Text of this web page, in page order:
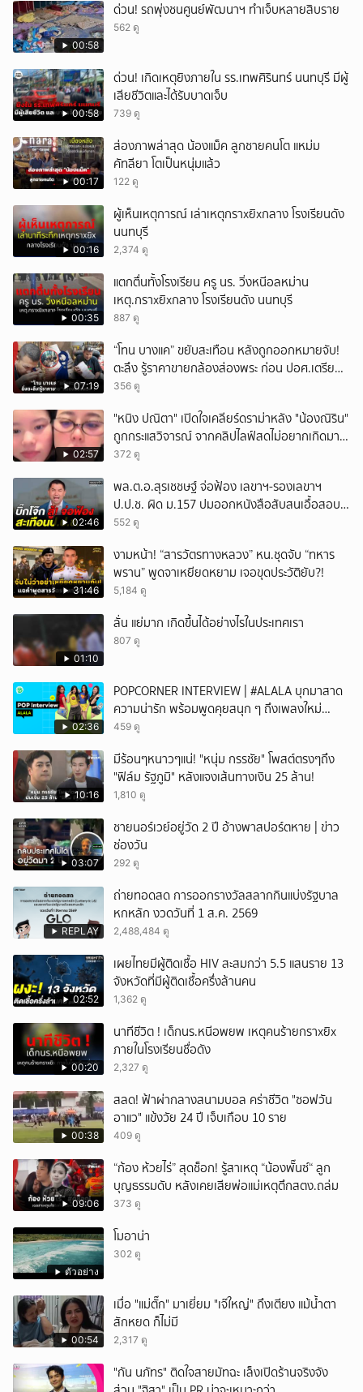
00:58
ด่วน! รถพุ่งชนศูนย์พัฒนาฯ ทำเจ็บหลายสิบราย
562 ดู
00:58
ด่วน! เกิดเหตุยิงภายใน รร.เทพศิรินทร์ นนทบุรี มีผู้
เสียชีวิตและได้รับบาดเจ็บ
739 ดู
00:17
ส่องภาพล่าสุด น้องแม็ค ลูกชายคนโต แหม่ม
คัทลียา โตเป็นหนุ่มแล้ว
122 ดู
00:16
ผู้เห็นเหตุการณ์ เล่าเหตุกราxยิxกลาง โรงเรียนดัง
นนทบุรี
2,374 ดู
00:35
แตกตื่นทั้งโรงเรียน ครู นร. วิ่งหนีอลหม่าน
เหตุ.กราxยิxกลาง โรงเรียนดัง นนทบุรี
887 ดู
07:19
“โทน บางแค” ขยับสะเทือน หลังถูกออกหมายจับ!
ตะลึง รู้ราคาขายกล้องส่องพระ ก่อน ปอศ.เตรียม
บุกรวบ?
356 ดู
02:57
"หนิง ปณิตา" เปิดใจเคลียร์ดราม่าหลัง "น้องณิริน"
ถูกกระแสวิจารณ์ จากคลิปไลฟ์สดไม่อยากเกิดมา
หน้าเหมือนพ่อ
372 ดู
02:46
พล.ต.อ.สุรเชชษฐ์ จ่อฟ้อง เลขาฯ-รองเลขาฯ
ป.ป.ช. ผิด ม.157 ปมออกหนังสือสับสนเอื้อสอบ
คดีซ้ำซ้อน
552 ดู
31:46
งามหน้า! “สารวัตรทางหลวง” หน.ชุดจับ “ทหาร
พราน” พูดจาเหยียดหยาม เจอขุดประวัติยับ?!
5,184 ดู
01:10
ลั่น แย่มาก เกิดขึ้นได้อย่างไรในประเทศเรา
807 ดู
02:36
POPCORNER INTERVIEW | #ALALA บุกมาสาด
ความน่ารัก พร้อมพูดคุยสนุก ๆ ถึงเพลงใหม่
'ON&OFF'
459 ดู
10:16
มีร้อนๆหนาวๆแน่! "หนุ่ม กรรชัย" โพสต์ตรงๆถึง
"ฟิล์ม รัฐภูมิ" หลังแจงเส้นทางเงิน 25 ล้าน!
1,810 ดู
03:07
ชายนอร์เวย์อยู่วัด 2 ปี อ้างพาสปอร์ตหาย | ข่าว
ช่องวัน
292 ดู
REPLAY
ถ่ายทอดสด การออกรางวัลสลากกินแบ่งรัฐบาล
หกหลัก งวดวันที่ 1 ส.ค. 2569
2,488,484 ดู
02:52
เผยไทยมีผู้ติดเชื้อ HIV สะสมกว่า 5.5 แสนราย 13
จังหวัดที่มีผู้ติดเชื้อครึ่งล้านคน
1,362 ดู
00:20
นาทีชีวิต ! เด็กนร.หนีอพยพ เหตุคนร้ายกราxยิx
ภายในโรงเรียนชื่อดัง
2,327 ดู
00:38
สลด! ฟ้าผ่ากลางสนามบอล คร่าชีวิต "ซอฟวัน
อาแว" แข้งวัย 24 ปี เจ็บเกือบ 10 ราย
409 ดู
09:06
“ก้อง ห้วยไร่” สุดช็อก! รู้สาเหตุ “น้องพั๊นซ์“ ลูก
บุญธรรมดับ หลังเคยเสียพ่อแม่เหตุตึกสตง.ถล่ม
373 ดู
ตัวอย่าง
โมอาน่า
302 ดู
00:54
เมื่อ "แม่ตั๊ก" มาเยี่ยม "เจ๊ใหญ่" ถึงเตียง แม้น้ำตา
สักหยด ก็ไม่มี
2,317 ดู
"กัน นภัทร" ติดใจสายมัทฉะ เล็งเปิดร้านจริงจัง